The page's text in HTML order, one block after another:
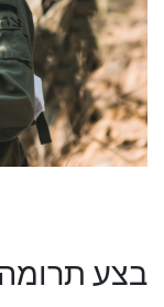
בצע תרומה